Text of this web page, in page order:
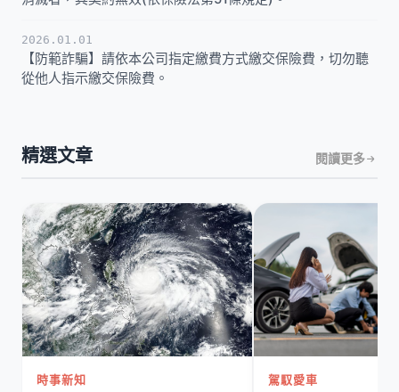
2026.01.01
【防範詐騙】請依本公司指定繳費方式繳交保險費，切勿聽
從他人指示繳交保險費。
精選文章 閱讀更多
時事新知 駕馭愛車